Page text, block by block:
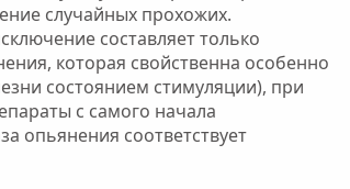
случайных прохожих.
составляет только
которая свойственна особенно
состоянием стимуляции), при
с самого начала
опьянения соответствует